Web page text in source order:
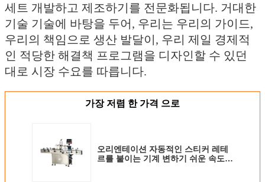
세트 개발하고 제조하기를 전문화됩니다. 거대한
기술 기술에 바탕을 두어, 우리는 우리의 가이드,
우리의 책임으로 생산 발달이, 우리 제일 경제적
인 적당한 해결책 프로그램을 디자인할 수 있던
대로 시장 수요를 따릅니다.
가장 저렴 한 가격 으로
오리엔테이션 자동적인 스티커 레테
르를 붙이는 기계 변하기 쉬운 속도